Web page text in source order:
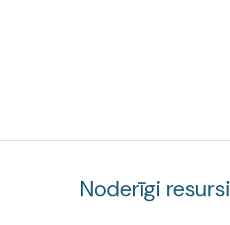
Noderīgi resursi